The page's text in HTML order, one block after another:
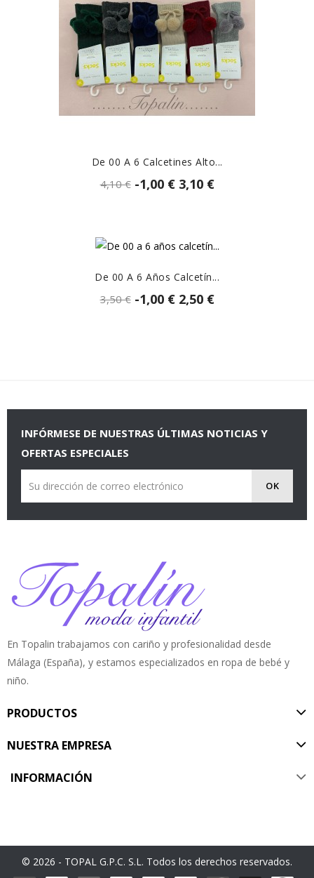
De 00 A 6 Calcetines Alto...
4,10 € -1,00 € 3,10 €
De 00 A 6 Años Calcetín...
3,50 € -1,00 € 2,50 €
INFÓRMESE DE NUESTRAS ÚLTIMAS NOTICIAS Y
OFERTAS ESPECIALES
En Topalin trabajamos con cariño y profesionalidad desde
Málaga (España), y estamos especializados en ropa de bebé y
niño.
PRODUCTOS
NUESTRA EMPRESA
INFORMACIÓN
© 2026 - TOPAL G.P.C. S.L. Todos los derechos reservados.